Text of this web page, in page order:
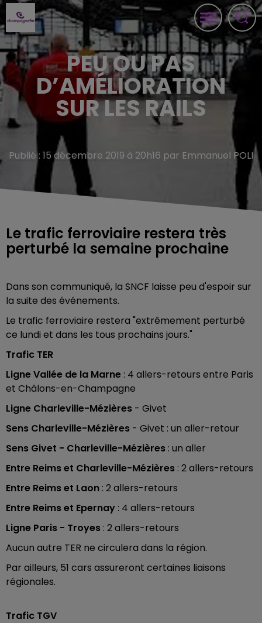
PEU OU PAS
D’AMÉLIORATION
SUR LES RAILS
Publié : 15 décembre 2019 à 20h16 par Emmanuel POLI
Le trafic ferroviaire restera très
perturbé la semaine prochaine
Dans son communiqué, la SNCF laisse peu d'espoir sur
la suite des événements.
Le trafic ferroviaire restera "extrêmement perturbé
ce lundi et dans les tous prochains jours."
Trafic TER
Ligne Vallée de la Marne : 4 allers-retours entre Paris
et Châlons-en-Champagne
Ligne Charleville-Mézières - Givet
Sens Charleville-Mézières - Givet : un aller-retour
Sens Givet - Charleville-Mézières : un aller
Entre Reims et Charleville-Mézières : 2 allers-retours
Entre Reims et Laon : 2 allers-retours
Entre Reims et Epernay : 4 allers-retours
Ligne Paris - Troyes : 2 allers-retours
Aucun autre TER ne circulera dans la région.
Par ailleurs, 51 cars assureront certaines liaisons
régionales.
Trafic TGV